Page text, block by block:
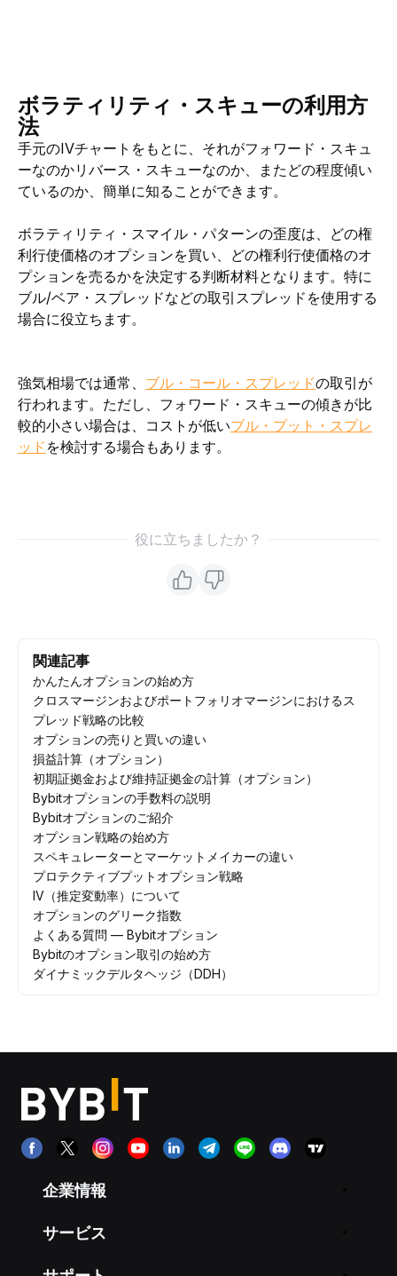
ボラティリティ・スキューの利用方
法
手元のIVチャートをもとに、それがフォワード・スキュ
ーなのかリバース・スキューなのか、またどの程度傾い
ているのか、簡単に知ることができます。
ボラティリティ・スマイル・パターンの歪度は、どの権
利行使価格のオプションを買い、どの権利行使価格のオ
プションを売るかを決定する判断材料となります。特に
ブル/ベア・スプレッドなどの取引スプレッドを使用する
場合に役立ちます。
強気相場では通常、 ブル・コール・スプレッドの取引が
行われます。ただし、フォワード・スキューの傾きが比
較的小さい場合は、コストが低いブル・プット・スプレ
ッド を検討する場合もあります。
役に立ちましたか？
関連記事
かんたんオプションの始め方
クロスマージンおよびポートフォリオマージンにおけるス
プレッド戦略の比較
オプションの売りと買いの違い
損益計算（オプション）
初期証拠金および維持証拠金の計算（オプション）
Bybitオプションの手数料の説明
Bybitオプションのご紹介
オプション戦略の始め方
スペキュレーターとマーケットメイカーの違い
プロテクティブプットオプション戦略
IV（推定変動率）について
オプションのグリーク指数
よくある質問 — Bybitオプション
Bybitのオプション取引の始め方
ダイナミックデルタヘッジ（DDH）
企業情報
サービス